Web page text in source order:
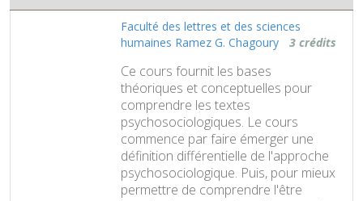
Faculté des lettres et des sciences
humaines Ramez G. Chagoury
3 crédits
Ce cours fournit les bases
théoriques et conceptuelles pour
comprendre les textes
psychosociologiques. Le cours
commence par faire émerger une
définition différentielle de l'approche
psychosociologique. Puis, pour mieux
permettre de comprendre l'être